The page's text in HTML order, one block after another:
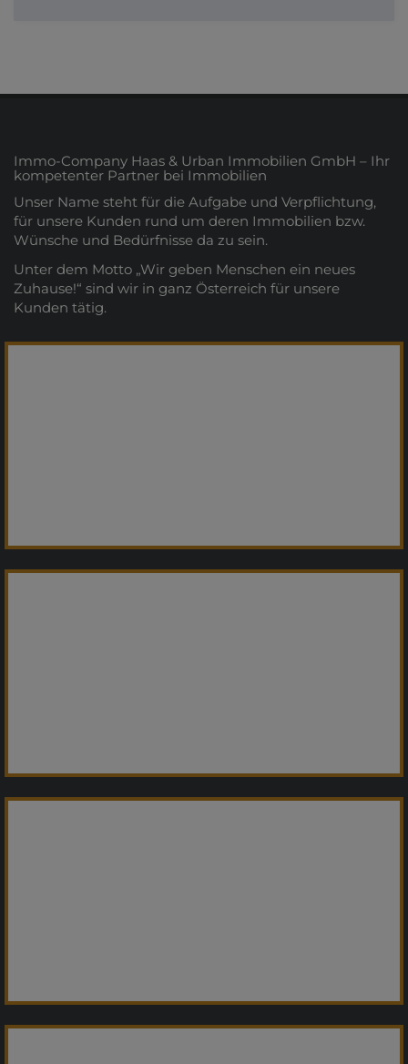
Immo-Company Haas & Urban Immobilien GmbH – Ihr
kompetenter Partner bei Immobilien
Unser Name steht für die Aufgabe und Verpflichtung,
für unsere Kunden rund um deren Immobilien bzw.
Wünsche und Bedürfnisse da zu sein.
Unter dem Motto „Wir geben Menschen ein neues
Zuhause!“ sind wir in ganz Österreich für unsere
Kunden tätig.